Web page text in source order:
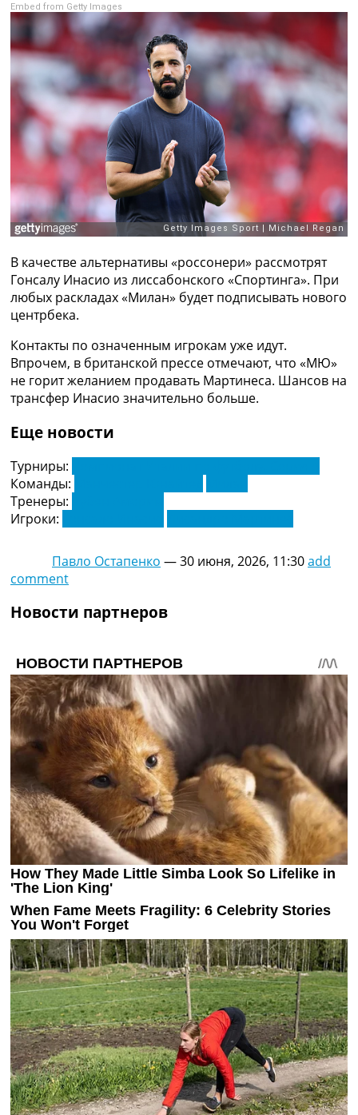
Испания. Ла Лига
Другие Турниры >>>
Таблицы
Таблицы групп Чемпионата Мира
Украина. Премьер-Лига
Украина. Первая Лига
Лига Чемпионов. Таблицы групп
Англия. Премьер-Лига
Испания. Ла Лига
Все таблицы >>>
Рейтинги
Рейтинг стран УЕФА
Рейтинг клубов УЕФА
Рейтинг ФИФА
ТВ программа
RU
UA
Categories
Главная
Новости футбола
Трансферы
Последние комментарии
Конкурс прогнозов
Логин
Рейтинги
Правила
Турниры
Украина. Первая Лига
Англия. Премьер Лига
Испания. Ла Лига
Другие Турниры >>>
Таблицы
Таблицы групп Чемпионата Мира
Украина. Премьер-Лига
Украина. Первая Лига
Лига Чемпионов. Таблицы групп
Англия. Премьер-Лига
Испания. Ла Лига
Все таблицы >>>
Рейтинги
Рейтинг стран УЕФА
Рейтинг клубов УЕФА
Рейтинг ФИФА
ТВ программа
Embed from Getty Images
В качестве альтернативы «россонери» рассмотрят
Гонсалу Инасио из лиссабонского «Спортинга». При
любых раскладах «Милан» будет подписывать нового
центрбека.
Контакты по означенным игрокам уже идут.
Впрочем, в британской прессе отмечают, что «МЮ»
не горит желанием продавать Мартинеса. Шансов на
трансфер Инасио значительно больше.
Еще новости
Турниры:
Команды:
Тренеры:
Игроки:
Павло Остапенко —30 июня, 2026, 11:30add
comment
Новости партнеров